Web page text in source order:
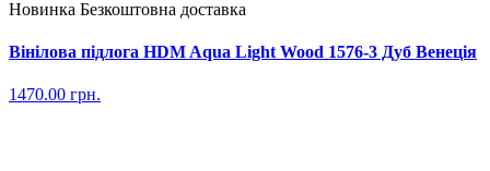
Новинка Безкоштовна доставка
Вінілова підлога HDM Aqua Light Wood 1576-3 Дуб Венеція
1470.00 грн.